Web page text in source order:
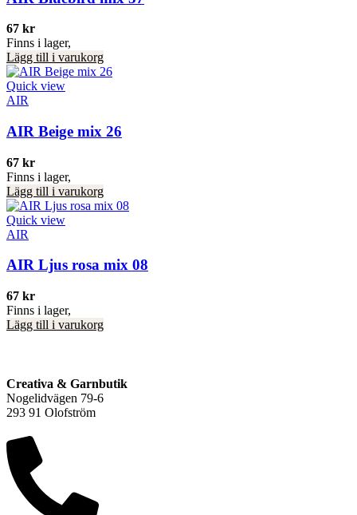
67 kr
Finns i lager,
Lägg till i varukorg
Quick view
AIR
AIR Beige mix 26
67 kr
Finns i lager,
Lägg till i varukorg
Quick view
AIR
AIR Ljus rosa mix 08
67 kr
Finns i lager,
Lägg till i varukorg
Creativa & Garnbutik
Nogelidvägen 79-6
293 91 Olofström